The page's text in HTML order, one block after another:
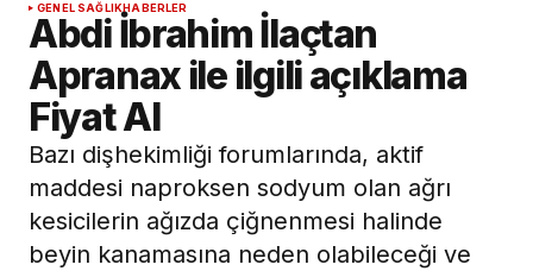
GENEL SAĞLIKHABERLER
Abdi İbrahim İlaçtan
Apranax ile ilgili açıklama
Fiyat Al
Bazı dişhekimliği forumlarında, aktif
maddesi naproksen sodyum olan ağrı
kesicilerin ağızda çiğnenmesi halinde
beyin kanamasına neden olabileceği ve